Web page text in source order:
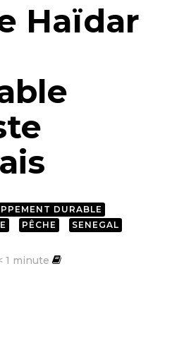
Haïdar
DURABLE
PÊCHE SENEGAL
1 minute
SUR FACEBOOK
SUR